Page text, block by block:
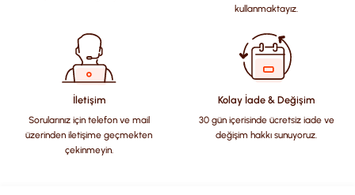
Ürün açıklamasında eksik bilgiler bulunuyor.
Ürün bilgilerinde hatalar bulunuyor.
Ürün fiyatı diğer sitelerden daha pahalı.
Bu ürüne benzer farklı alternatifler olmalı.
kullanmaktayız.
İletişim
Sorularınız için telefon ve mail
üzerinden iletişime geçmekten
çekinmeyin.
Kolay İade & Değişim
30 gün içerisinde ücretsiz iade ve
değişim hakkı sunuyoruz.